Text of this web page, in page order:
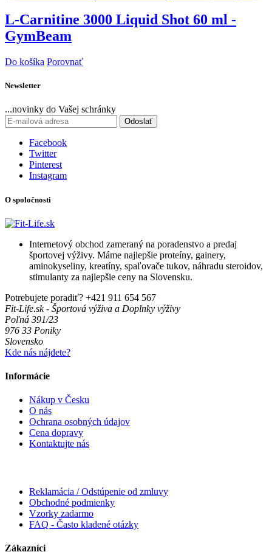
L-Carnitine 3000 Liquid Shot 60 ml -
GymBeam
Do košíka Porovnať
Newsletter
...novinky do Vašej schránky
Odoslať
Facebook
Twitter
Pinterest
Instagram
O spoločnosti
Internetový obchod zameraný na poradenstvo a predaj
športovej výživy. Máme najlepšie proteíny, gainery,
aminokyseliny, kreatíny, spaľovače tukov, náhradu steroidov,
stimulanty za najlepšie ceny na Slovensku.
Potrebujete poradiť? +421 911 654 567
Fit-Life.sk - Športová výživa a Doplnky výživy
Poľná 391/23
976 33 Poniky
Slovensko
Kde nás nájdete?
Informácie
Nákup v Česku
O nás
Ochrana osobných údajov
Cena dopravy
Kontaktujte nás
Reklamácia / Odstúpenie od zmluvy
Obchodné podmienky
Vzorky zadarmo
FAQ - Často kladené otázky
Zákazníci